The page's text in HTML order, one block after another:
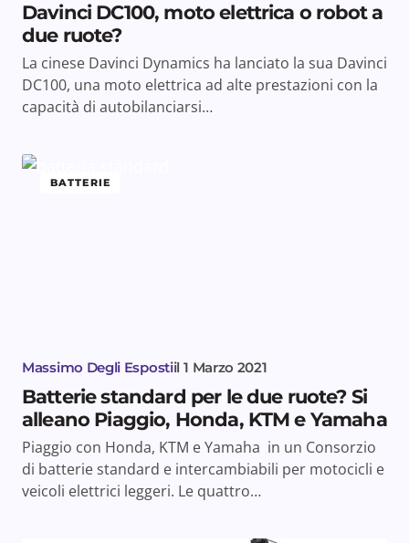
Davinci DC100, moto elettrica o robot a
due ruote?
La cinese Davinci Dynamics ha lanciato la sua Davinci
DC100, una moto elettrica ad alte prestazioni con la
capacità di autobilanciarsi…
BATTERIE
Massimo Degli Espostiil 1 Marzo 2021
Batterie standard per le due ruote? Si
alleano Piaggio, Honda, KTM e Yamaha
Piaggio con Honda, KTM e Yamaha in un Consorzio
di batterie standard e intercambiabili per motocicli e
veicoli elettrici leggeri. Le quattro…